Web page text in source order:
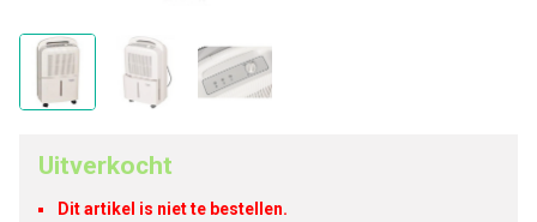
Uitverkocht
Dit artikel is niet te bestellen.